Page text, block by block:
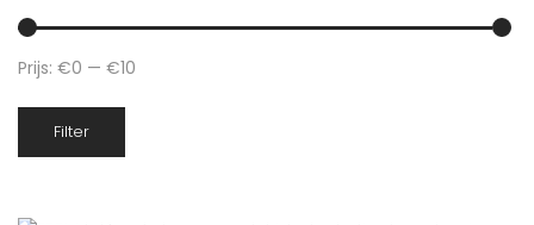
Filter
Prijs: €0 — €10